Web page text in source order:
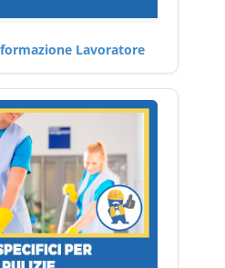
Lavoratore